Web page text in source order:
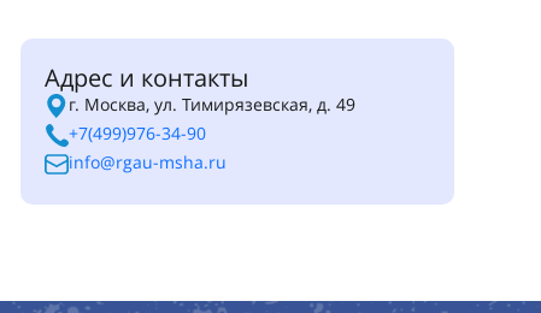
Адрес и контакты
г. Москва, ул. Тимирязевская, д. 49
+7(499)976-34-90
info@rgau-msha.ru